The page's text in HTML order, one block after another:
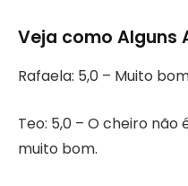
Veja como Alguns
Rafaela: 5,0 – Muito
Teo: 5,0 – O cheiro
muito bom.